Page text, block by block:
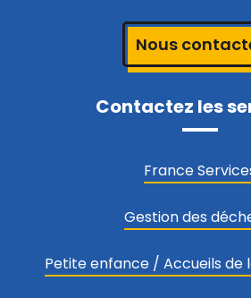
Nous
Contactez les
France
Gestion des
Petite enfance / Accueils de